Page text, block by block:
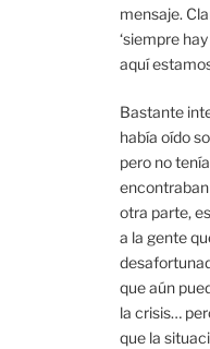
mensaje.
‘siempre
aquí
Bastante
había oído
pero no
otra parte,
a la gente
que aún
la crisis…
que la